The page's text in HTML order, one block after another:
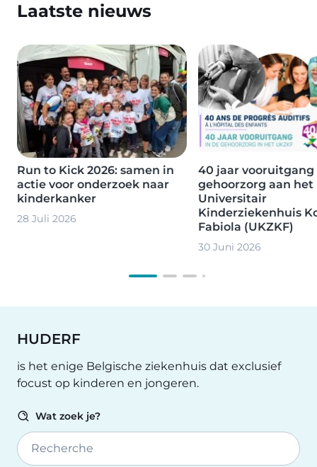
Laatste nieuws
Image
Run to Kick 2026: samen in
actie voor onderzoek naar
kinderkanker
28 Juli 2026
Image
40 jaar vooruitgang
gehoorzorg aan het
Universitair
Kinderziekenhuis
Fabiola (UKZKF)
30 Juni 2026
HUDERF
is het enige Belgische ziekenhuis dat exclusief
focust op kinderen en jongeren.
Wat zoek je?
Recherche